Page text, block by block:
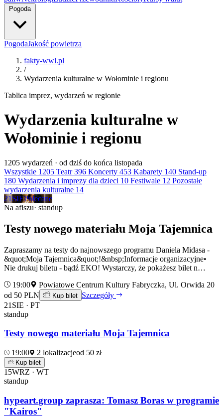
Pogoda
PogodaJakość powietrza
fakty-wwl.pl
/
Wydarzenia kulturalne w Wołominie i regionu
Tablica imprez, wydarzeń w regionie
Wydarzenia kulturalne w
Wołominie i regionu
1205 wydarzeń · od dziś do końca listopada
Wszystkie 1205 Teatr396 Koncerty 453 Kabarety 140 Stand-up
180 Wydarzenia i imprezy dla dzieci 10 Festiwale 12 Pozostałe
wydarzenia kulturalne 14
21 SIEPolecane
Na afiszu· standup
Testy nowego materiału Moja Tajemnica
Zapraszamy na testy do najnowszego programu Daniela Midasa -
&quot;Moja Tajemnica&quot;!&nbsp;Informacje organizacyjne•
Nie drukuj biletu - bądź EKO! Wystarczy, że pokażesz bilet n…
19:00
Powiatowe Centrum Kultury Fabryczka, Ul. Orwida 20
od 50 PLN
Kup bilet Szczegóły
21 SIE · PT
standup
Testy nowego materiału Moja Tajemnica
19:00 2 lokalizacjeod 50 zł
Kup bilet
15WRZ · WT
standup
hypeart.group zaprasza: Tomasz Boras w programie
"Kairos"